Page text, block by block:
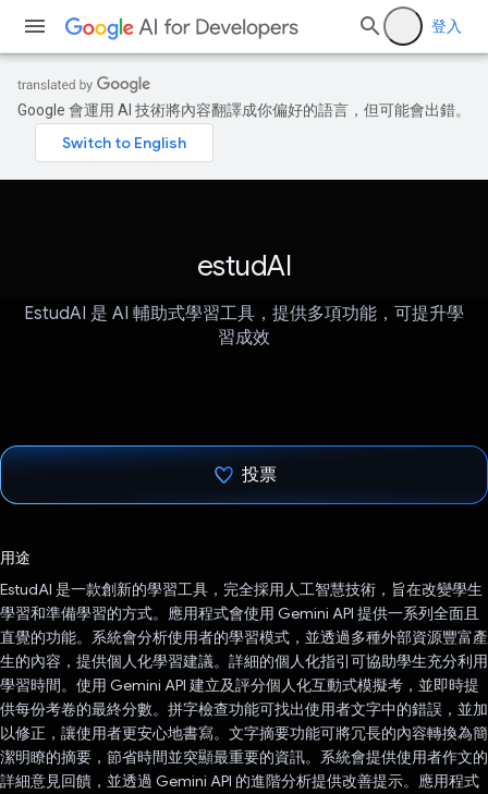
登入
Google 會運用 AI 技術將內容翻譯成你偏好的語言，但可能會出錯。
estudAI
EstudAI 是 AI 輔助式學習工具，提供多項功能，可提升學
習成效
投票
用途
EstudAI 是一款創新的學習工具，完全採用人工智慧技術，旨在改變學生
學習和準備學習的方式。應用程式會使用 Gemini API 提供一系列全面且
直覺的功能。系統會分析使用者的學習模式，並透過多種外部資源豐富產
生的內容，提供個人化學習建議。詳細的個人化指引可協助學生充分利用
學習時間。使用 Gemini API 建立及評分個人化互動式模擬考，並即時提
供每份考卷的最終分數。拼字檢查功能可找出使用者文字中的錯誤，並加
以修正，讓使用者更安心地書寫。文字摘要功能可將冗長的內容轉換為簡
潔明瞭的摘要，節省時間並突顯最重要的資訊。系統會提供使用者作文的
詳細意見回饋，並透過 Gemini API 的進階分析提供改善提示。應用程式